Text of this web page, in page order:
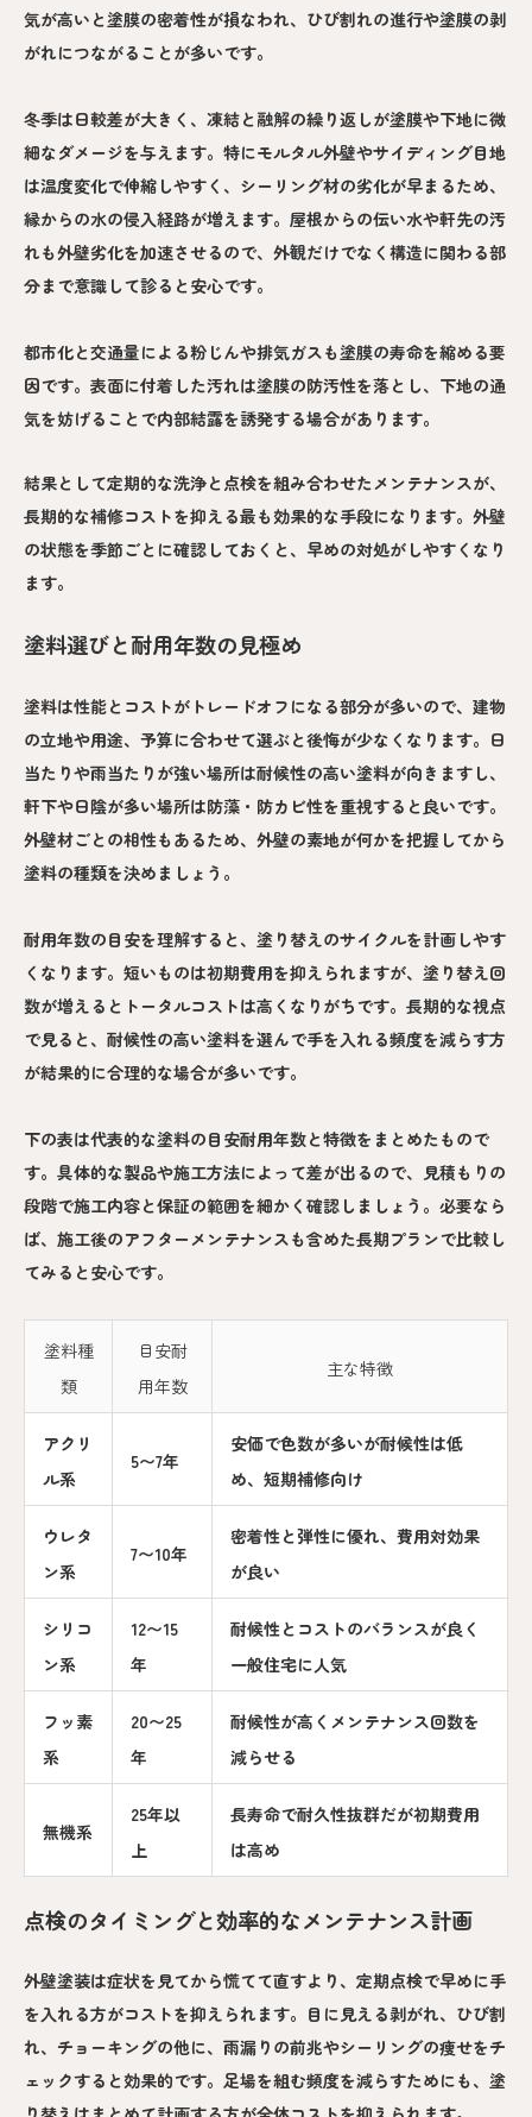
気が高いと塗膜の密着性が損なわれ、ひび割れの進行や塗膜の剥
がれにつながることが多いです。
冬季は日較差が大きく、凍結と融解の繰り返しが塗膜や下地に微
細なダメージを与えます。特にモルタル外壁やサイディング目地
は温度変化で伸縮しやすく、シーリング材の劣化が早まるため、
縁からの水の侵入経路が増えます。屋根からの伝い水や軒先の汚
れも外壁劣化を加速させるので、外観だけでなく構造に関わる部
分まで意識して診ると安心です。
都市化と交通量による粉じんや排気ガスも塗膜の寿命を縮める要
因です。表面に付着した汚れは塗膜の防汚性を落とし、下地の通
気を妨げることで内部結露を誘発する場合があります。
結果として定期的な洗浄と点検を組み合わせたメンテナンスが、
長期的な補修コストを抑える最も効果的な手段になります。外壁
の状態を季節ごとに確認しておくと、早めの対処がしやすくなり
ます。
塗料選びと耐用年数の見極め
塗料は性能とコストがトレードオフになる部分が多いので、建物
の立地や用途、予算に合わせて選ぶと後悔が少なくなります。日
当たりや雨当たりが強い場所は耐候性の高い塗料が向きますし、
軒下や日陰が多い場所は防藻・防カビ性を重視すると良いです。
外壁材ごとの相性もあるため、外壁の素地が何かを把握してから
塗料の種類を決めましょう。
耐用年数の目安を理解すると、塗り替えのサイクルを計画しやす
くなります。短いものは初期費用を抑えられますが、塗り替え回
数が増えるとトータルコストは高くなりがちです。長期的な視点
で見ると、耐候性の高い塗料を選んで手を入れる頻度を減らす方
が結果的に合理的な場合が多いです。
下の表は代表的な塗料の目安耐用年数と特徴をまとめたもので
す。具体的な製品や施工方法によって差が出るので、見積もりの
段階で施工内容と保証の範囲を細かく確認しましょう。必要なら
ば、施工後のアフターメンテナンスも含めた長期プランで比較し
てみると安心です。
塗料種
類
目安耐
用年数
主な特徴
アクリ
ル系
5〜7年
安価で色数が多いが耐候性は低
め、短期補修向け
ウレタ
ン系
7〜10年
密着性と弾性に優れ、費用対効果
が良い
シリコ
ン系
12〜15
年
耐候性とコストのバランスが良く
一般住宅に人気
フッ素
系
20〜25
年
耐候性が高くメンテナンス回数を
減らせる
無機系
25年以
上
長寿命で耐久性抜群だが初期費用
は高め
点検のタイミングと効率的なメンテナンス計画
外壁塗装は症状を見てから慌てて直すより、定期点検で早めに手
を入れる方がコストを抑えられます。目に見える剥がれ、ひび割
れ、チョーキングの他に、雨漏りの前兆やシーリングの痩せをチ
ェックすると効果的です。足場を組む頻度を減らすためにも、塗